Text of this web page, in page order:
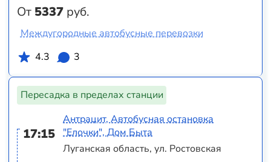
От 5337 руб.
Междугородные автобусные перевозки
4.3
3
Пересадка в пределах станции
17:15
Антрацит, Автобусная остановка
"Елочки", Дом Быта
Луганская область, ул. Ростовская